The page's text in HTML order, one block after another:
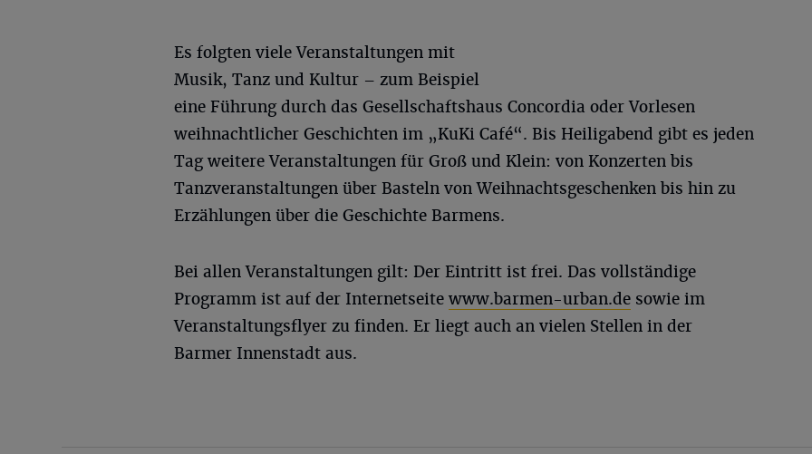
Es folgten viele Veranstaltungen mit
Musik, Tanz und Kultur – zum Beispiel
eine Führung durch das Gesellschaftshaus Concordia oder Vorlesen
weihnachtlicher Geschichten im „KuKi Café“. Bis Heiligabend gibt es jeden
Tag weitere Veranstaltungen für Groß und Klein: von Konzerten bis
Tanzveranstaltungen über Basteln von Weihnachtsgeschenken bis hin zu
Erzählungen über die Geschichte Barmens.
Bei allen Veranstaltungen gilt: Der Eintritt ist frei. Das vollständige
Programm ist auf der Internetseite www.barmen-urban.de sowie im
Veranstaltungsflyer zu finden. Er liegt auch an vielen Stellen in der
Barmer Innenstadt aus.